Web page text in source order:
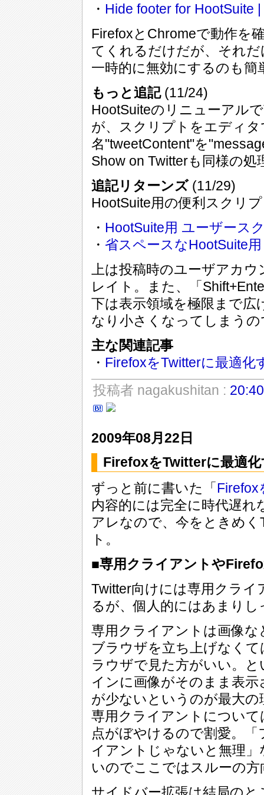
・ Hide footer for HootSuite
FirefoxとChromeで動作を
てくれるだけだが、それ
一時的に無効にするのも
もっと追記(11/24)
HootSuiteのリニューアル
が、スクリプトをエディ
名"tweetContent"を
Show on Twitterも同様の処
追記リターンズ(11/29)
HootSuite用の便利スクリ
・ HootSuite用 ユーザース
・ 省スペースなHootSuite
上は投稿時のユーザアカ
レイト。また、「
下は表示領域を極限まで
なり小さくなってしまう
主な関連記事
・ FirefoxをTwitterに最適化
投稿者 nagakushitan : 20:40
2009年08月22日
FirefoxをTwitterに最適
ずっと前に書いた「Firefox
内容的には完全に時代遅
アレなので、今をときめ
ト。
■専用クライアントや
Twitter向けには専用クラ
るが、個人的にはあまり
専用クライアントは画像
ブラウザを立ち上げなく
ラウザで見た方がいい。
インに画像がそのまま表
が少ないというのが最大の
専用クライアントについ
点がぼやけるので割愛。
イアントじゃないと無理
いのでここではスルーの方
サイドバー拡張は結局の